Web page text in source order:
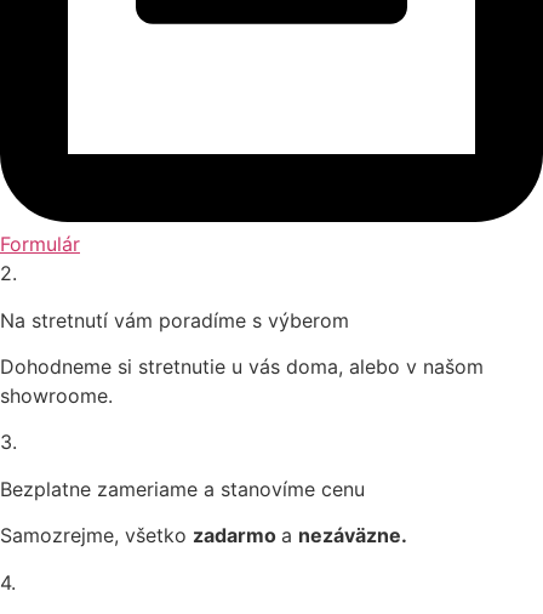
Formulár
2.
Na stretnutí vám poradíme s výberom
Dohodneme si stretnutie u vás doma, alebo v našom
showroome.
3.
Bezplatne zameriame a stanovíme cenu
Samozrejme, všetko zadarmo a nezáväzne.
4.